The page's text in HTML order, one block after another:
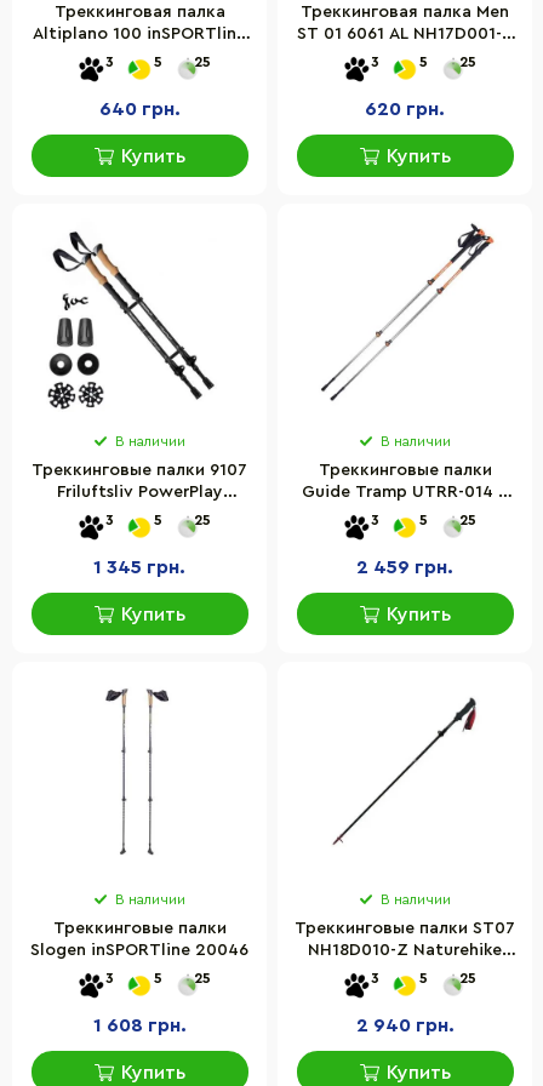
Треккинговая палка
Altiplano 100 inSPORTline
13152-1 синяя
3 5 25
640 грн.
Купить
Треккинговая палка Men
ST 01 6061 AL NH17D001-Z
Naturehike 6975641885627
алюминий, черная
3 5 25
620 грн.
Купить
В наличии
Треккинговые палки 9107
Friluftsliv PowerPlay
PP_9107_FRILUFTSLIV 80 x
135 см (пара)
3 5 25
1 345 грн.
Купить
В наличии
Треккинговые палки
Guide Tramp UTRR-014 с
фиксацией FlipLock
3 5 25
2 459 грн.
Купить
В наличии
Треккинговые палки
Slogen inSPORTline 20046
3 5 25
1 608 грн.
Купить
В наличии
Треккинговые палки ST07
NH18D010-Z Naturehike
6927595748480, 99-115 см,
бордовый
3 5 25
2 940 грн.
Купить